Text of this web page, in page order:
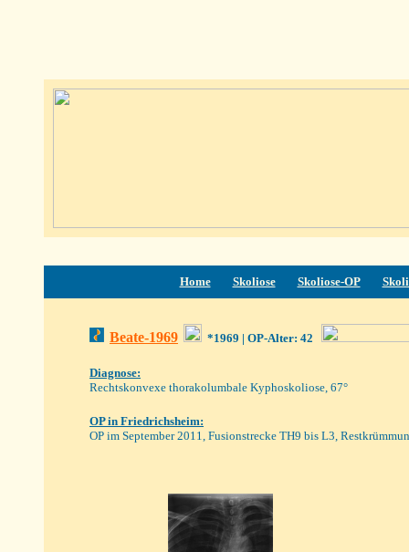
Home Skoliose Skoliose-OP
Beate-1969 *1969 | OP-Alter: 42
Diagnose:
Rechtskonvexe thorakolumbale Kyphoskoliose, 67°
OP in Friedrichsheim:
OP im September 2011, Fusionstrecke TH9 bis L3,